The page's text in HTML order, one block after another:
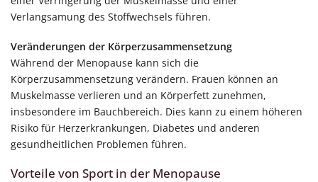
Verlangsamung des Stoffwechsels führen.
Veränderungen der Körperzusammensetzung
Während der Menopause kann sich die
Körperzusammensetzung verändern. Frauen können an
Muskelmasse verlieren und an Körperfett zunehmen,
insbesondere im Bauchbereich. Dies kann zu einem höheren
Risiko für Herzerkrankungen, Diabetes und anderen
gesundheitlichen Problemen führen.
Vorteile von Sport in der Menopause